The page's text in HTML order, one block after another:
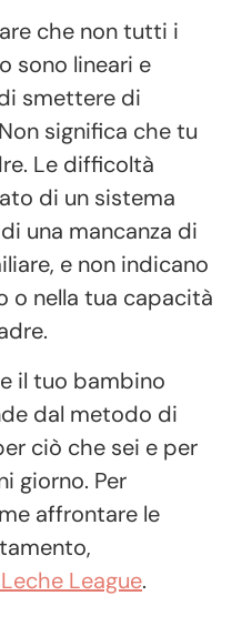
che non tutti i
sono lineari e
smettere di
significa che tu
Le difficoltà
di un sistema
una mancanza di
e non indicano
o nella tua capacità
il tuo bambino
dal metodo di
ciò che sei e per
giorno. Per
affrontare le
League.